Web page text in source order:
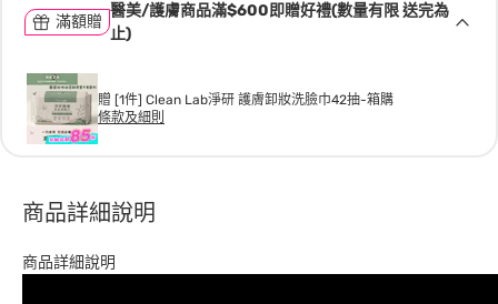
滿額贈
醫美/護膚商品滿$600即贈好禮(數量有限 送完為
止)
贈 [1件] Clean Lab淨研 護膚卸妝洗臉巾42抽-箱購
條款及細則
商品詳細說明
商品詳細說明